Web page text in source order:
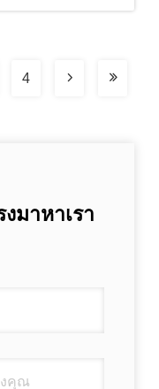
4
มาหาเรา